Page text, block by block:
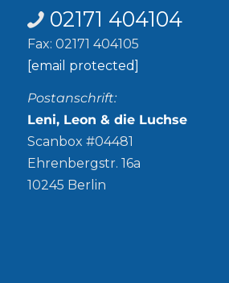
02171 404104
Fax: 02171 404105
[email protected]
Postanschrift:
Leni, Leon & die Luchse
Scanbox #04481
Ehrenbergstr. 16a
10245 Berlin